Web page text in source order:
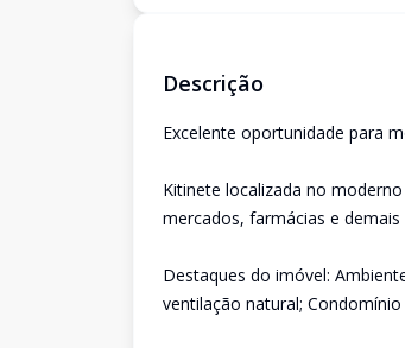
Descrição
Excelente oportunidade para
Kitinete localizada no
mercados, farmácias e
Destaques do imóvel:
ventilação natural;